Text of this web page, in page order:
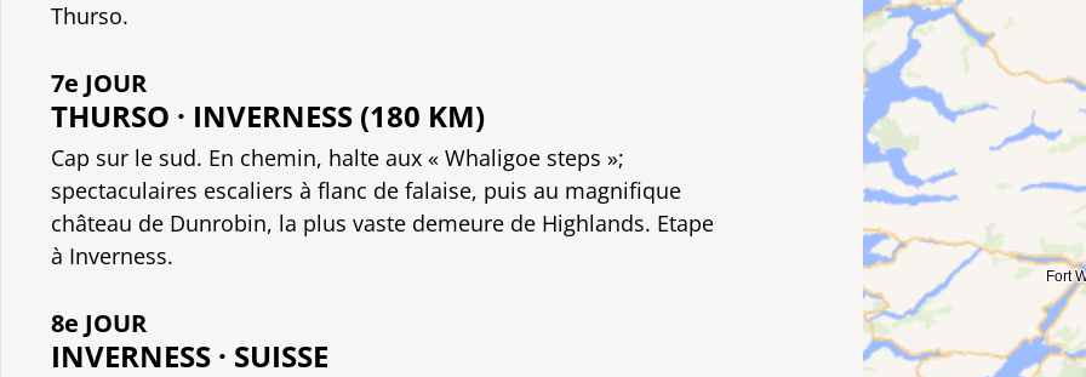
Thurso.
7e JOUR
THURSO · INVERNESS (180 KM)
Cap sur le sud. En chemin, halte aux « Whaligoe steps »;
spectaculaires escaliers à flanc de falaise, puis au magnifique
château de Dunrobin, la plus vaste demeure de Highlands. Etape
à Inverness.
8e JOUR
INVERNESS · SUISSE